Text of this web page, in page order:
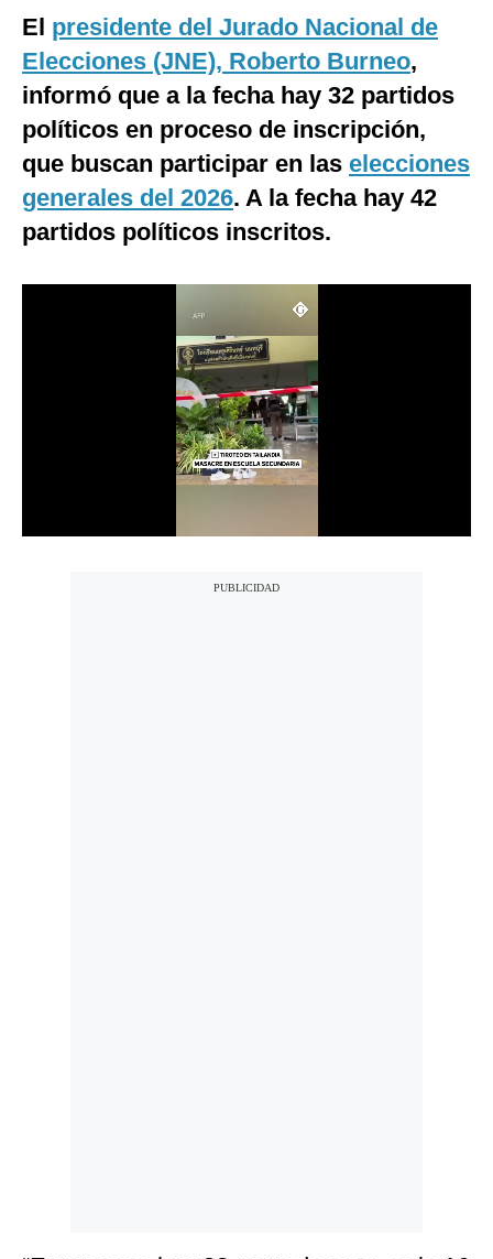
EEUU
México
España
Internacional
Tecnología
El presidente del Jurado Nacional de
Elecciones (JNE), Roberto Burneo,
informó que a la fecha hay 32 partidos
políticos en proceso de inscripción,
que buscan participar en las elecciones
generales del 2026. A la fecha hay 42
partidos políticos inscritos.